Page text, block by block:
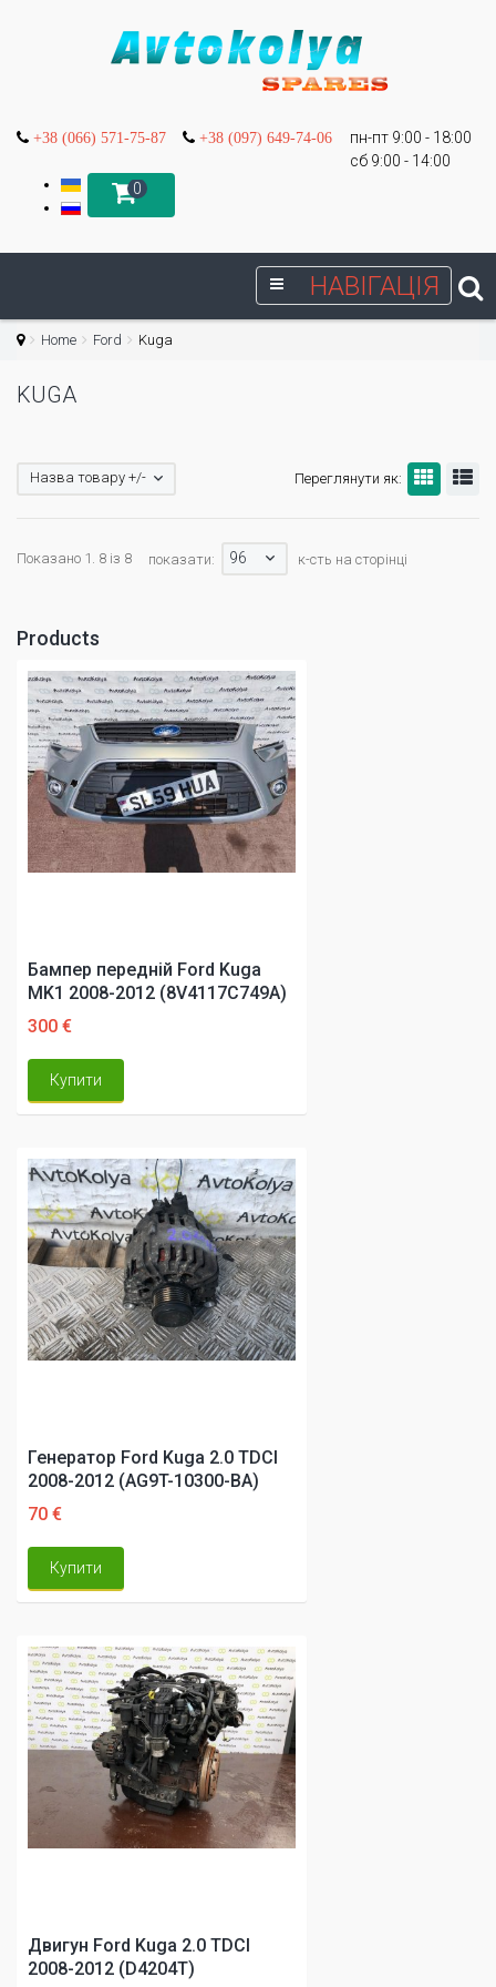
+38 (066) 571-75-87 +38 (097) 649-74-06
пн-пт 9:00 - 18:00
сб 9:00 - 14:00
0
НАВІГАЦІЯ
Home Ford Kuga
KUGA
Переглянути як:
Назва товару +/-
Показано 1. 8 із 8 показати: 96 к-сть на сторінці
Products
Бампер передній Ford Kuga
MK1 2008-2012 (8V4117C749A)
300 €
Купити
Генератор Ford Kuga 2.0 TDCI
2008-2012 (AG9T-10300-BA)
70 €
Купити
Двигун Ford Kuga 2.0 TDCI
2008-2012 (D4204T)